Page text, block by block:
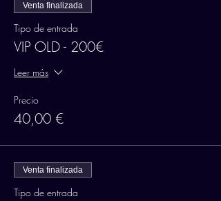
Venta finalizada
Tipo de entrada
VIP OLD - 200€
Leer más
Precio
40,00 €
Venta finalizada
Tipo de entrada